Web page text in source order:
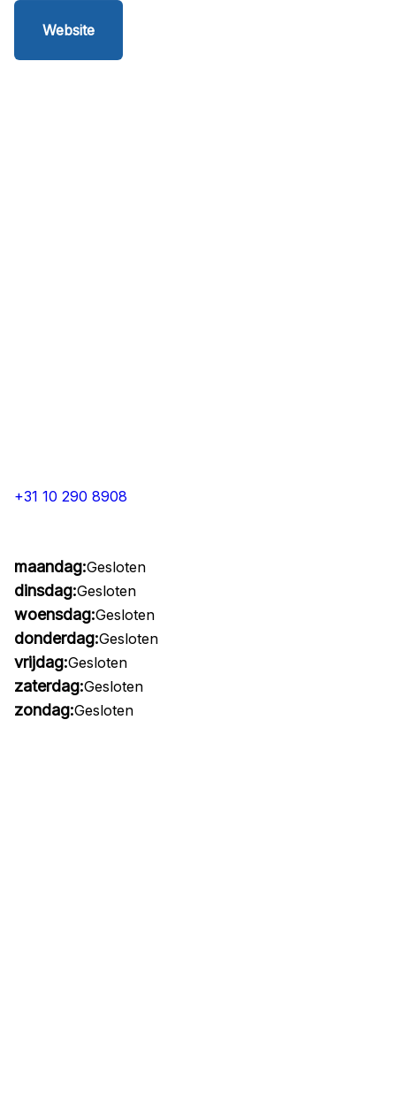
Website
+31 10 290 8908
maandag:Gesloten
dinsdag:Gesloten
woensdag:Gesloten
donderdag:Gesloten
vrijdag:Gesloten
zaterdag:Gesloten
zondag:Gesloten